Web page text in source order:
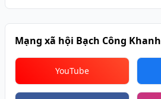
Mạng xã hội Bạch Công Khanh
YouTube